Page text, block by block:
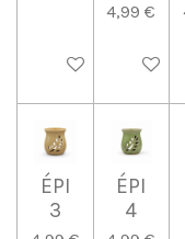
Ajouter au panier
4,99 €
Ajouter
ÉPI
3
ÉPI
4